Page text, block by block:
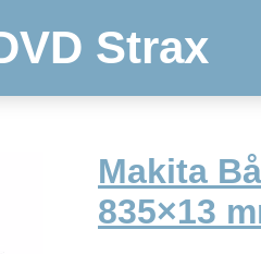
Strax
Makita
835×13